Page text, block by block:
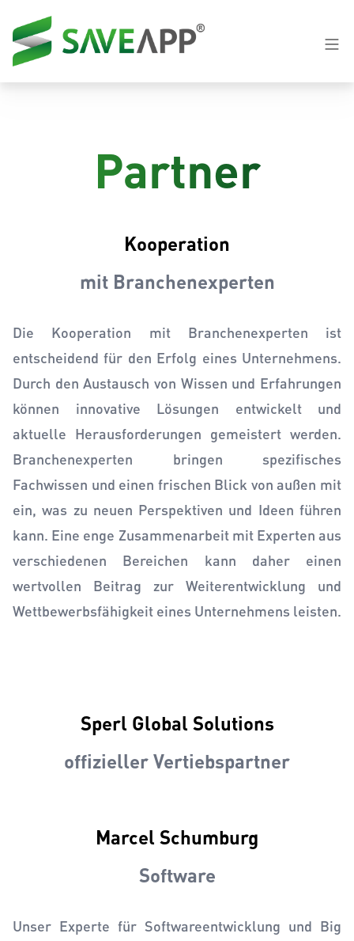
Partner
Kooperation
mit Branchenexperten
Die Kooperation mit Branchenexperten ist
entscheidend für den Erfolg eines Unternehmens.
Durch den Austausch von Wissen und Erfahrungen
können innovative Lösungen entwickelt und
aktuelle Herausforderungen gemeistert werden.
Branchenexperten bringen spezifisches
Fachwissen und einen frischen Blick von außen mit
ein, was zu neuen Perspektiven und Ideen führen
kann. Eine enge Zusammenarbeit mit Experten aus
verschiedenen Bereichen kann daher einen
wertvollen Beitrag zur Weiterentwicklung und
Wettbewerbsfähigkeit eines Unternehmens leisten.
Sperl Global Solutions
offizieller Vertiebspartner
Marcel Schumburg
Software
Unser Experte für Softwareentwicklung und Big